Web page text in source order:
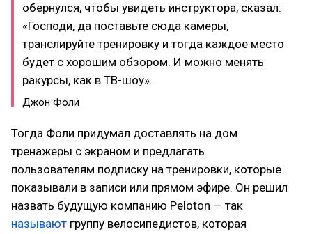
обернулся, чтобы увидеть инструктора, сказал:
«Господи, да поставьте сюда камеры,
транслируйте тренировку и тогда каждое место
будет с хорошим обзором. И можно менять
ракурсы, как в ТВ-шоу».
Джон Фоли
Тогда Фоли придумал доставлять на дом
тренажеры с экраном и предлагать
пользователям подписку на тренировки, которые
показывали в записи или прямом эфире. Он решил
назвать будущую компанию Peloton — так
называют группу велосипедистов, которая